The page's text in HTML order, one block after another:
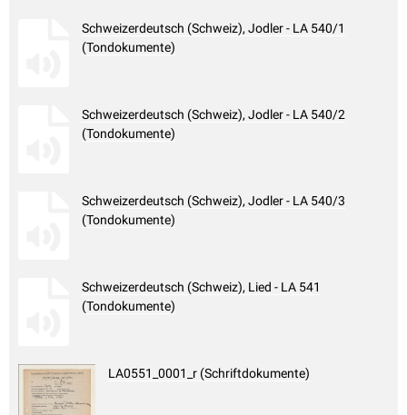
Schweizerdeutsch (Schweiz), Jodler - LA 540/1
(Tondokumente)
Schweizerdeutsch (Schweiz), Jodler - LA 540/2
(Tondokumente)
Schweizerdeutsch (Schweiz), Jodler - LA 540/3
(Tondokumente)
Schweizerdeutsch (Schweiz), Lied - LA 541
(Tondokumente)
LA0551_0001_r (Schriftdokumente)